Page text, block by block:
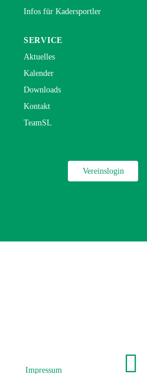
Infos für Kadersportler
SERVICE
Aktuelles
Kalender
Downloads
Kontakt
TeamSL
Vereinslogin
Impressum